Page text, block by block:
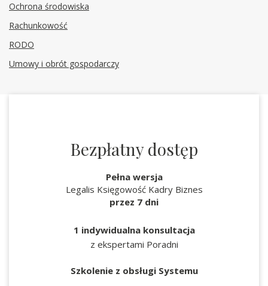
Ochrona środowiska
Rachunkowość
RODO
Umowy i obrót gospodarczy
Bezpłatny dostęp
Pełna wersja
Legalis Księgowość Kadry Biznes
przez 7 dni
1 indywidualna konsultacja
z ekspertami Poradni
Szkolenie z obsługi Systemu